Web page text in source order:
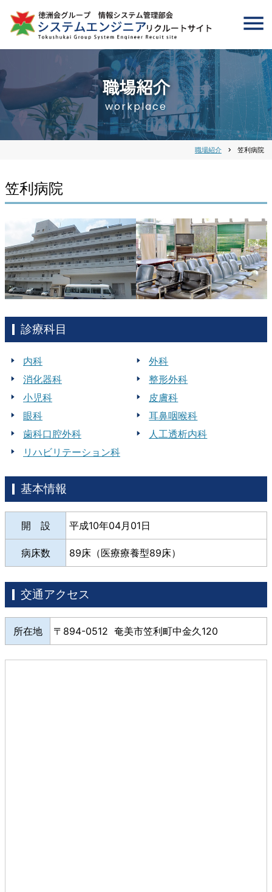
職場紹介
workplace
職場紹介 chevron_right 笠利病院
笠利病院
診療科目
内科
外科
消化器科
整形外科
小児科
皮膚科
眼科
耳鼻咽喉科
歯科口腔外科
人工透析内科
リハビリテーション科
基本情報
開 設 平成10年04月01日
病床数 89床（医療療養型89床）
交通アクセス
所在地 894-0512 奄美市笠利町中金久120